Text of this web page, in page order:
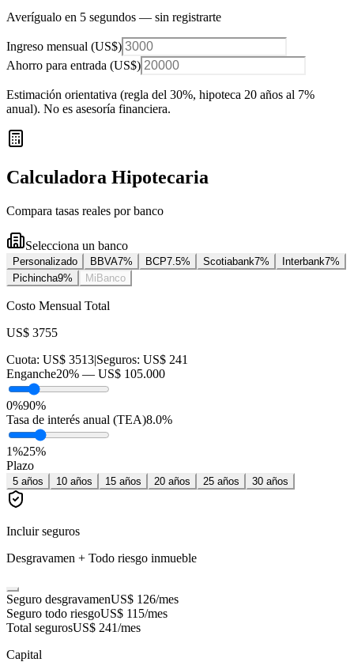
Averígualo en 5 segundos — sin registrarte
Ingreso mensual (US$)
Ahorro para entrada (US$)
Estimación orientativa (regla del 30%, hipoteca 20 años al 7%
anual). No es asesoría financiera.
Calculadora Hipotecaria
Compara tasas reales por banco
Selecciona un banco
Personalizado BBVA7% BCP7.5% Scotiabank7% Interbank7%
Pichincha9% MiBanco
Costo Mensual Total
US$ 3755
Cuota: US$ 3513|Seguros: US$ 241
Enganche20% — US$ 105.000
0%90%
Tasa de interés anual (TEA)8.0%
1%25%
Plazo
5 años 10 años 15 años 20 años 25 años 30 años
Incluir seguros
Desgravamen + Todo riesgo inmueble
Seguro desgravamenUS$ 126/mes
Seguro todo riesgoUS$ 115/mes
Total segurosUS$ 241/mes
Capital